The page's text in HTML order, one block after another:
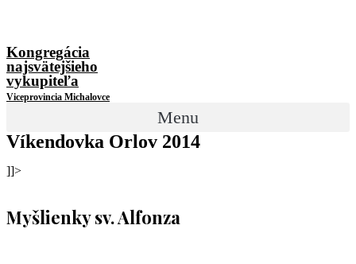
Kongregácia
najsvätejšieho
vykupiteľa
Viceprovincia Michalovce
Menu
Víkendovka Orlov 2014
]]>
Myšlienky sv. Alfonza